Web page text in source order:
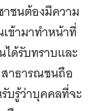
าชนต้องมีความ
ข้ามาทำหน้าที่
ได้รับทราบและ
าธารณชนถือ
บรู้ว่าบุคคลที่จะ